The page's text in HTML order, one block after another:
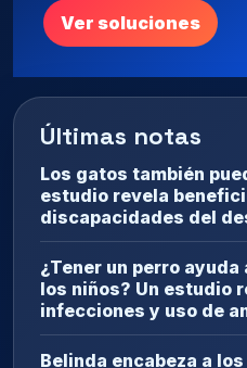
Ver soluciones
Últimas notas
Los gatos también
estudio revela
discapacidades del
¿Tener un perro
los niños? Un estudio
infecciones y uso de
Belinda encabeza a